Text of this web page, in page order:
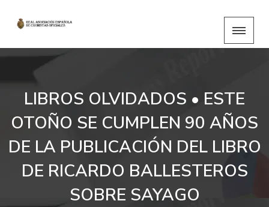
LIBROS OLVIDADOS • ESTE
OTOÑO SE CUMPLEN 90 AÑOS
DE LA PUBLICACIÓN DEL LIBRO
DE RICARDO BALLESTEROS
SOBRE SAYAGO